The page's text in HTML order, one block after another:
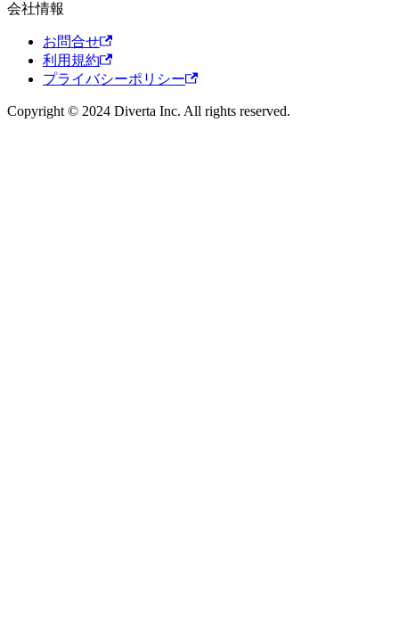
会社情報
お問合せ
利用規約
プライバシーポリシー
Copyright © 2024 Diverta Inc. All rights reserved.